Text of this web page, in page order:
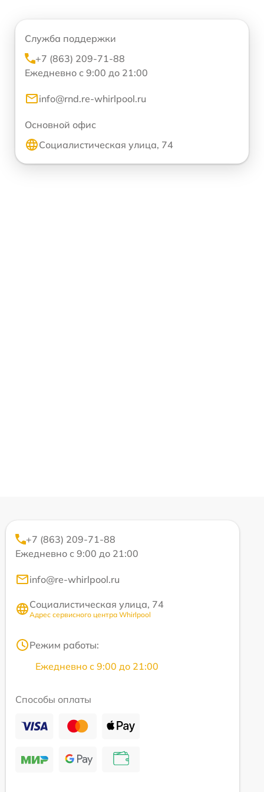
Служба поддержки
+7 (863) 209-71-88
Ежедневно с 9:00 до 21:00
info@rnd.re-whirlpool.ru
Основной офис
Социалистическая улица, 74
+7 (863) 209-71-88
Ежедневно с 9:00 до 21:00
info@re-whirlpool.ru
Социалистическая улица, 74
Адрес сервисного центра Whirlpool
Режим работы:
Ежедневно с 9:00 до 21:00
Способы оплаты